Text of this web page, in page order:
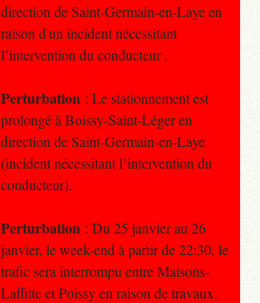
direction de Saint-Germain-en-Laye en
raison d'un incident nécessitant
l’intervention du conducteur .
Perturbation : Le stationnement est
prolongé à Boissy-Saint-Léger en
direction de Saint-Germain-en-Laye
(incident nécessitant l’intervention du
conducteur).
Perturbation : Du 25 janvier au 26
janvier, le week-end à partir de 22:30, le
trafic sera interrompu entre Maisons-
Laffitte et Poissy en raison de travaux.